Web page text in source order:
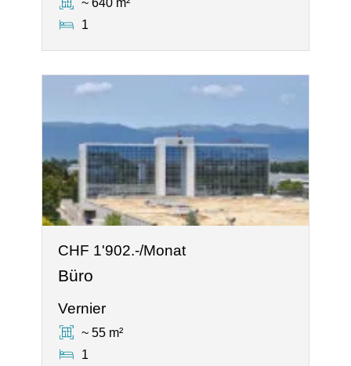
~ 640 m²
1
CHF 1'902.-/Monat
Büro
Vernier
~ 55 m²
1